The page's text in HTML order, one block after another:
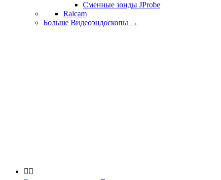
Сменные зонды JProbe
Ralcam
Больше Видеоэндоскопы →
 